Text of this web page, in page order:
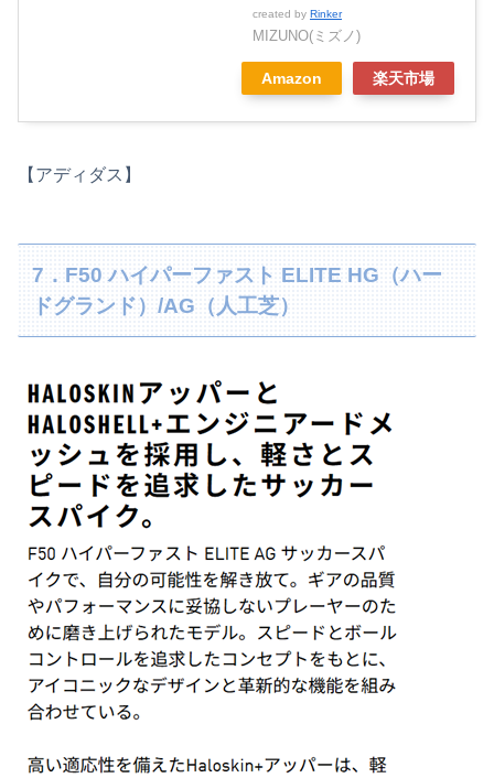
created by Rinker
MIZUNO(ミズノ)
Amazon 楽天市場
【アディダス】
7．F50 ハイパーファスト ELITE HG（ハー
ドグランド）/AG（人工芝）